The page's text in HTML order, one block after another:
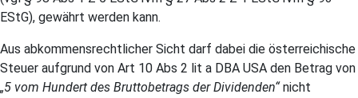
EStG), gewährt werden kann.
Aus abkommensrechtlicher Sicht darf dabei die österreichische
Steuer aufgrund von Art 10 Abs 2 lit a DBA USA den Betrag von
„5 vom Hundert des Bruttobetrags der Dividenden“nicht